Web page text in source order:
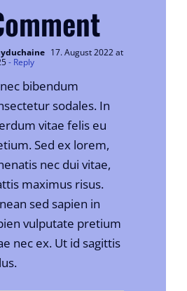
17. August 2022 at
- Reply
bibendum
sodales. In
vitae felis eu
Sed ex lorem,
nec dui vitae,
maximus risus.
sed sapien in
vulputate pretium
nec ex. Ut id sagittis